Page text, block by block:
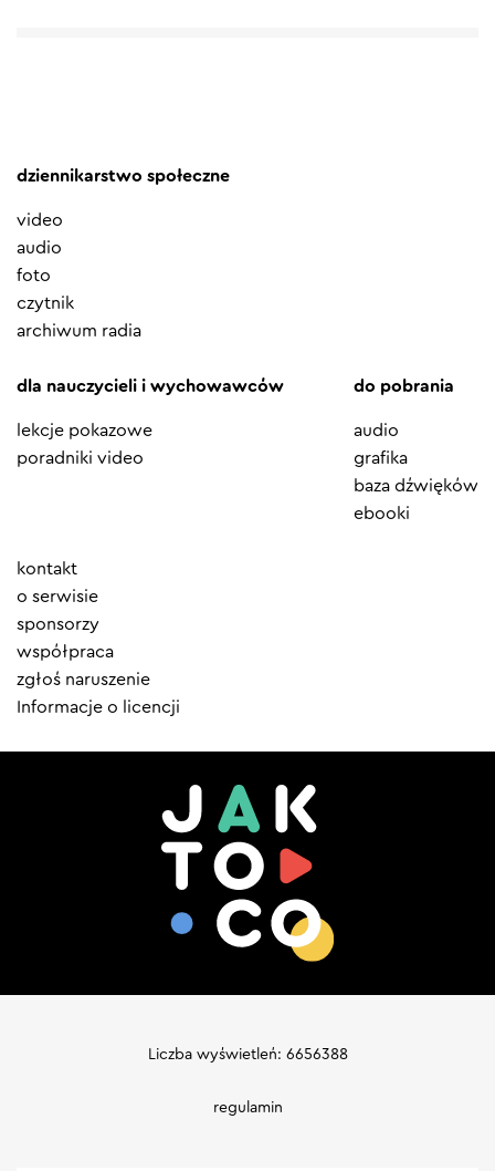
dziennikarstwo społeczne
video
audio
foto
czytnik
archiwum radia
dla nauczycieli i wychowawców
lekcje pokazowe
poradniki video
do pobrania
audio
grafika
baza dźwięków
ebooki
Element
menu
kontakt
o serwisie
sponsorzy
współpraca
zgłoś naruszenie
Informacje o licencji
Liczba wyświetleń: 6656388
regulamin